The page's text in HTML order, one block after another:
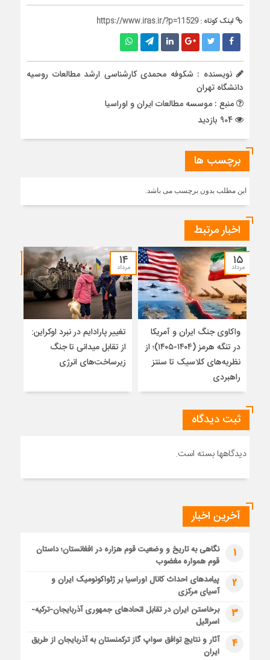
لینک کوتاه :https://www.iras.ir/?p=11529
نویسنده : شکوفه محمدی کارشناسی ارشد مطالعات روسیه
دانشگاه تهران
منبع : موسسه مطالعات ایران و اوراسیا
برچسب ها
این مطلب بدون برچسب می باشد.
اخبار مرتبط
۱۵
مرداد
واکاوی جنگ ایران و آمریکا
در تنگه هرمز (۱۴۰۴-۱۴۰۵)؛ از
نظریه‌های کلاسیک تا سنتز
راهبردی
۱۴
مرداد
تغییر پارادایم در نبرد اوکراین:
از تقابل میدانی تا جنگ
زیرساخت‌های انرژی
ثبت دیدگاه
دیدگاهها بسته است.
آخرین اخبار
1
نگاهی به تاریخ و وضعیت قوم هزاره در افغانستان؛ داستان
قوم همواره مغضوب
2
پیامدهای احداث کانال اوراسیا بر ژئواکونومیک ایران و
آسیای مرکزی
3
برخاستن ایران در تقابل اتحادهای جمهوری آذربایجان-ترکیه-
اسرائیل
4
آثار و نتایج توافق سواپ گاز ترکمنستان به آذربایجان از طریق
ایران